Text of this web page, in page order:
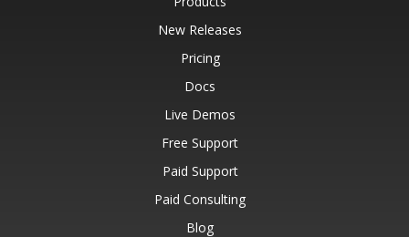
New Releases
Pricing
Docs
Live Demos
Free Support
Paid Support
Paid Consulting
Blog